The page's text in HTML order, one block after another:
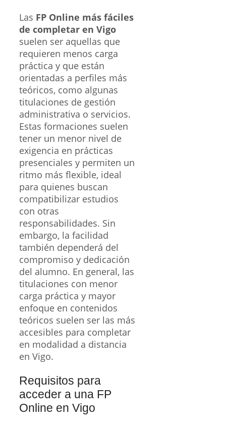
Las FP Online más fáciles
de completar en Vigo
suelen ser aquellas que
requieren menos carga
práctica y que están
orientadas a perfiles más
teóricos, como algunas
titulaciones de gestión
administrativa o servicios.
Estas formaciones suelen
tener un menor nivel de
exigencia en prácticas
presenciales y permiten un
ritmo más flexible, ideal
para quienes buscan
compatibilizar estudios
con otras
responsabilidades. Sin
embargo, la facilidad
también dependerá del
compromiso y dedicación
del alumno. En general, las
titulaciones con menor
carga práctica y mayor
enfoque en contenidos
teóricos suelen ser las más
accesibles para completar
en modalidad a distancia
en Vigo.
Requisitos para
acceder a una FP
Online en Vigo